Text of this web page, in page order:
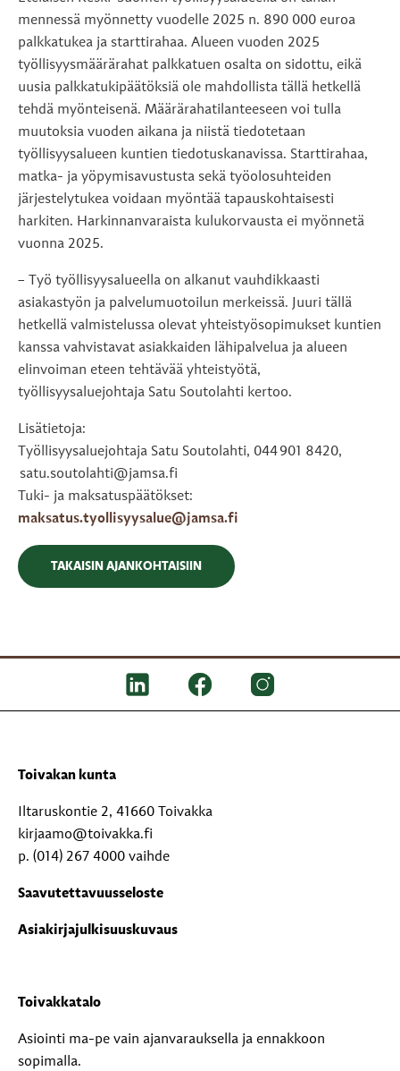
mennessä myönnetty vuodelle 2025 n. 890 000 euroa
palkkatukea ja starttirahaa. Alueen vuoden 2025
työllisyysmäärärahat palkkatuen osalta on sidottu, eikä
uusia palkkatukipäätöksiä ole mahdollista tällä hetkellä
tehdä myönteisenä. Määrärahatilanteeseen voi tulla
muutoksia vuoden aikana ja niistä tiedotetaan
työllisyysalueen kuntien tiedotuskanavissa. Starttirahaa,
matka- ja yöpymisavustusta sekä työolosuhteiden
järjestelytukea voidaan myöntää tapauskohtaisesti
harkiten. Harkinnanvaraista kulukorvausta ei myönnetä
vuonna 2025.
– Työ työllisyysalueella on alkanut vauhdikkaasti
asiakastyön ja palvelumuotoilun merkeissä. Juuri tällä
hetkellä valmistelussa olevat yhteistyösopimukset kuntien
kanssa vahvistavat asiakkaiden lähipalvelua ja alueen
elinvoiman eteen tehtävää yhteistyötä,
työllisyysaluejohtaja Satu Soutolahti kertoo.
Lisätietoja:
Työllisyysaluejohtaja Satu Soutolahti, 044 901 8420,
satu.soutolahti@jamsa.fi
Tuki- ja maksatuspäätökset:
maksatus.tyollisyysalue@jamsa.fi
TAKAISIN AJANKOHTAISIIN
Toivakan kunta
Iltaruskontie 2, 41660 Toivakka
kirjaamo@toivakka.fi
p. (014) 267 4000 vaihde
Saavutettavuusseloste
Asiakirjajulkisuuskuvaus
Toivakkatalo
Asiointi ma-pe vain ajanvarauksella ja ennakkoon
sopimalla.